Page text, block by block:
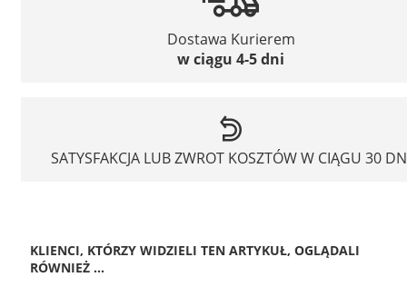
Dostawa Kurierem
w ciągu 4-5 dni
SATYSFAKCJA LUB ZWROT KOSZTÓW W CIĄGU 30
KLIENCI, KTÓRZY WIDZIELI TEN ARTYKUŁ, OGLĄDALI
RÓWNIEŻ ...